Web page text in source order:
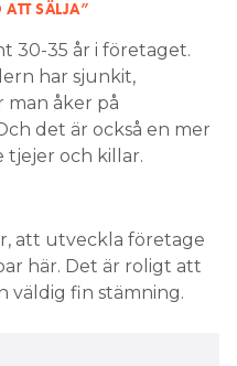
SÄLJA”
30-35 år i företaget.
har sjunkit,
man åker på
det är också en mer
tjejer och killar.
att utveckla företage
här. Det är roligt att
väldig fin stämning.